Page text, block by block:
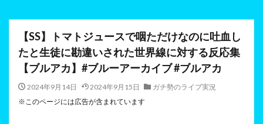
【SS】トマトジュースで咽ただけなのに吐血し
たと生徒に勘違いされた世界線に対する反応集
【ブルアカ】#ブルーアーカイブ #ブルアカ
2024年9月14日 2024年9月15日
ガチ勢のライブ実況
※このページには広告が含まれています